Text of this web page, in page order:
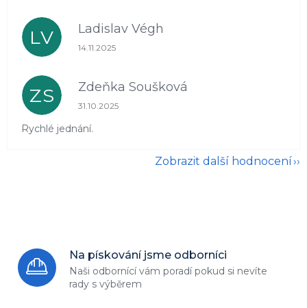
LV Ladislav Végh
Hodnocení obchodu je 5 z 5 hvězdiček.
14.11.2025
ZS Zdeňka Soušková
Hodnocení obchodu je 5 z 5 hvězdiček.
31.10.2025
Rychlé jednání.
Zobrazit další hodnocení
Na pískování jsme odborníci
Naši odbornící vám poradí pokud si nevíte
rady s výběrem